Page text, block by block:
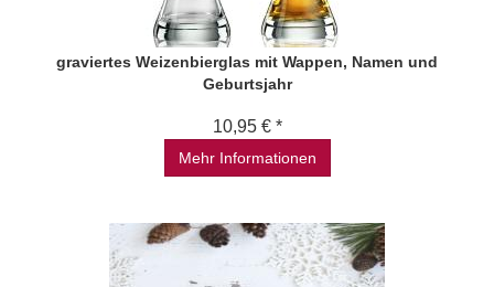
graviertes Weizenbierglas mit Wappen, Namen und
Geburtsjahr
10,95 € *
Mehr Informationen